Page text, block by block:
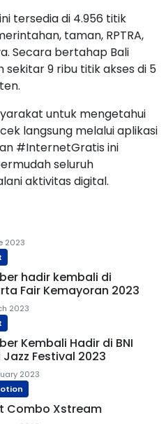
tersedia di 4.956 titik
taman, RPTRA,
Secara bertahap Bali
9 ribu titik akses di 5
untuk mengetahui
langsung melalui aplikasi
#InternetGratis ini
seluruh
aktivitas digital.
2023
hadir kembali di
Fair Kemayoran 2023
2023
Kembali Hadir di BNI
Festival 2023
2023
Combo Xstream